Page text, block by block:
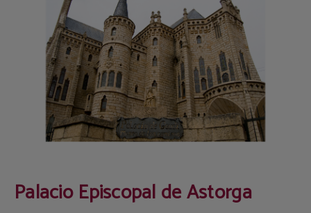
Palacio Episcopal de Astorga